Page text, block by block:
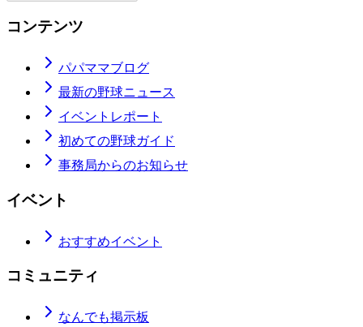
コンテンツ
パパママブログ
最新の野球ニュース
イベントレポート
初めての野球ガイド
事務局からのお知らせ
イベント
おすすめイベント
コミュニティ
なんでも掲示板